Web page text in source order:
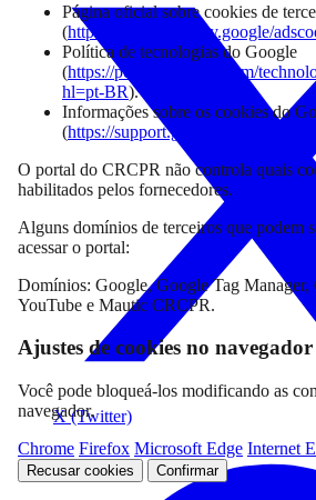
X (Twitter)
Página oficial sobre cookies de
(https://business.safety.google/
Política de tecnologias do Google
(https://policies.google.com/
hl=pt-BR).
Informações sobre os cookies do
(https://support.google.com/
O portal do CRCPR não controla quais
habilitados pelos fornecedores.
Alguns domínios de terceiros que podem
acessar o portal:
Domínios: Google, Google Tag Manager,
YouTube e Mautic CRCPR.
Ajustes de cookies no navegador
Você pode bloqueá-los modificando as
navegador.
Chrome Firefox Microsoft Edge Internet
Recusar cookies Confirmar